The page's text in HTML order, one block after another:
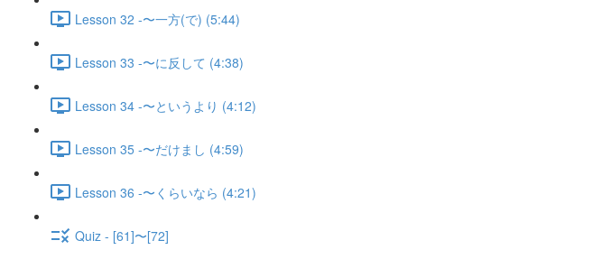
Lesson 32 -〜一方(で) (5:44)
Lesson 33 -〜に反して (4:38)
Lesson 34 -〜というより (4:12)
Lesson 35 -〜だけまし (4:59)
Lesson 36 -〜くらいなら (4:21)
Quiz - [61]〜[72]